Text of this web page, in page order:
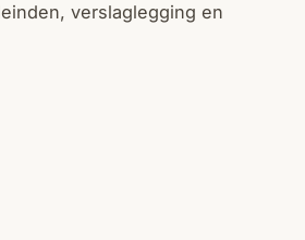
verslaglegging en